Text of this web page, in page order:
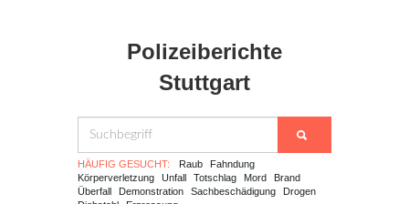
Polizeiberichte
Stuttgart
HÄUFIG GESUCHT: Raub
Fahndung
Körperverletzung
Unfall Totschlag Mord
Brand
Überfall
Demonstration Sachbeschädigung
Drogen